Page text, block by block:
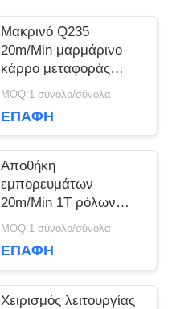
Μακρινό Q235
20m/Min μαρμάρινο
κάρρο μεταφοράς
ραγών 15 τόνου
MOQ:1 σύνολο/σύνολα
ΕΠΑΦΉ
Αποθήκη
εμπορευμάτων
20m/Min 1T ρόλων
χάλυβα στο κάρρο
MOQ:1 σύνολο/σύνολα
ΕΠΑΦΉ
Χειρισμός λειτουργίας